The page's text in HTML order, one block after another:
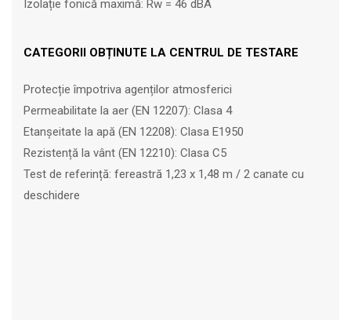
Izolație fonică maximă: Rw = 46 dBA
CATEGORII OBȚINUTE LA CENTRUL DE TESTARE
Protecție împotriva agenților atmosferici
Permeabilitate la aer (EN 12207): Clasa 4
Etanșeitate la apă (EN 12208): Clasa E1950
Rezistență la vânt (EN 12210): Clasa C5
Test de referință: fereastră 1,23 x 1,48 m / 2 canate cu
deschidere